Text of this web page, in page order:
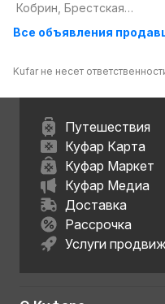
Кобрин, Брестская
Все объявления
Kufar не несет
Путешествия
Куфар Карта
Куфар Маркет
Куфар Медиа
Доставка
Рассрочка
Услуги